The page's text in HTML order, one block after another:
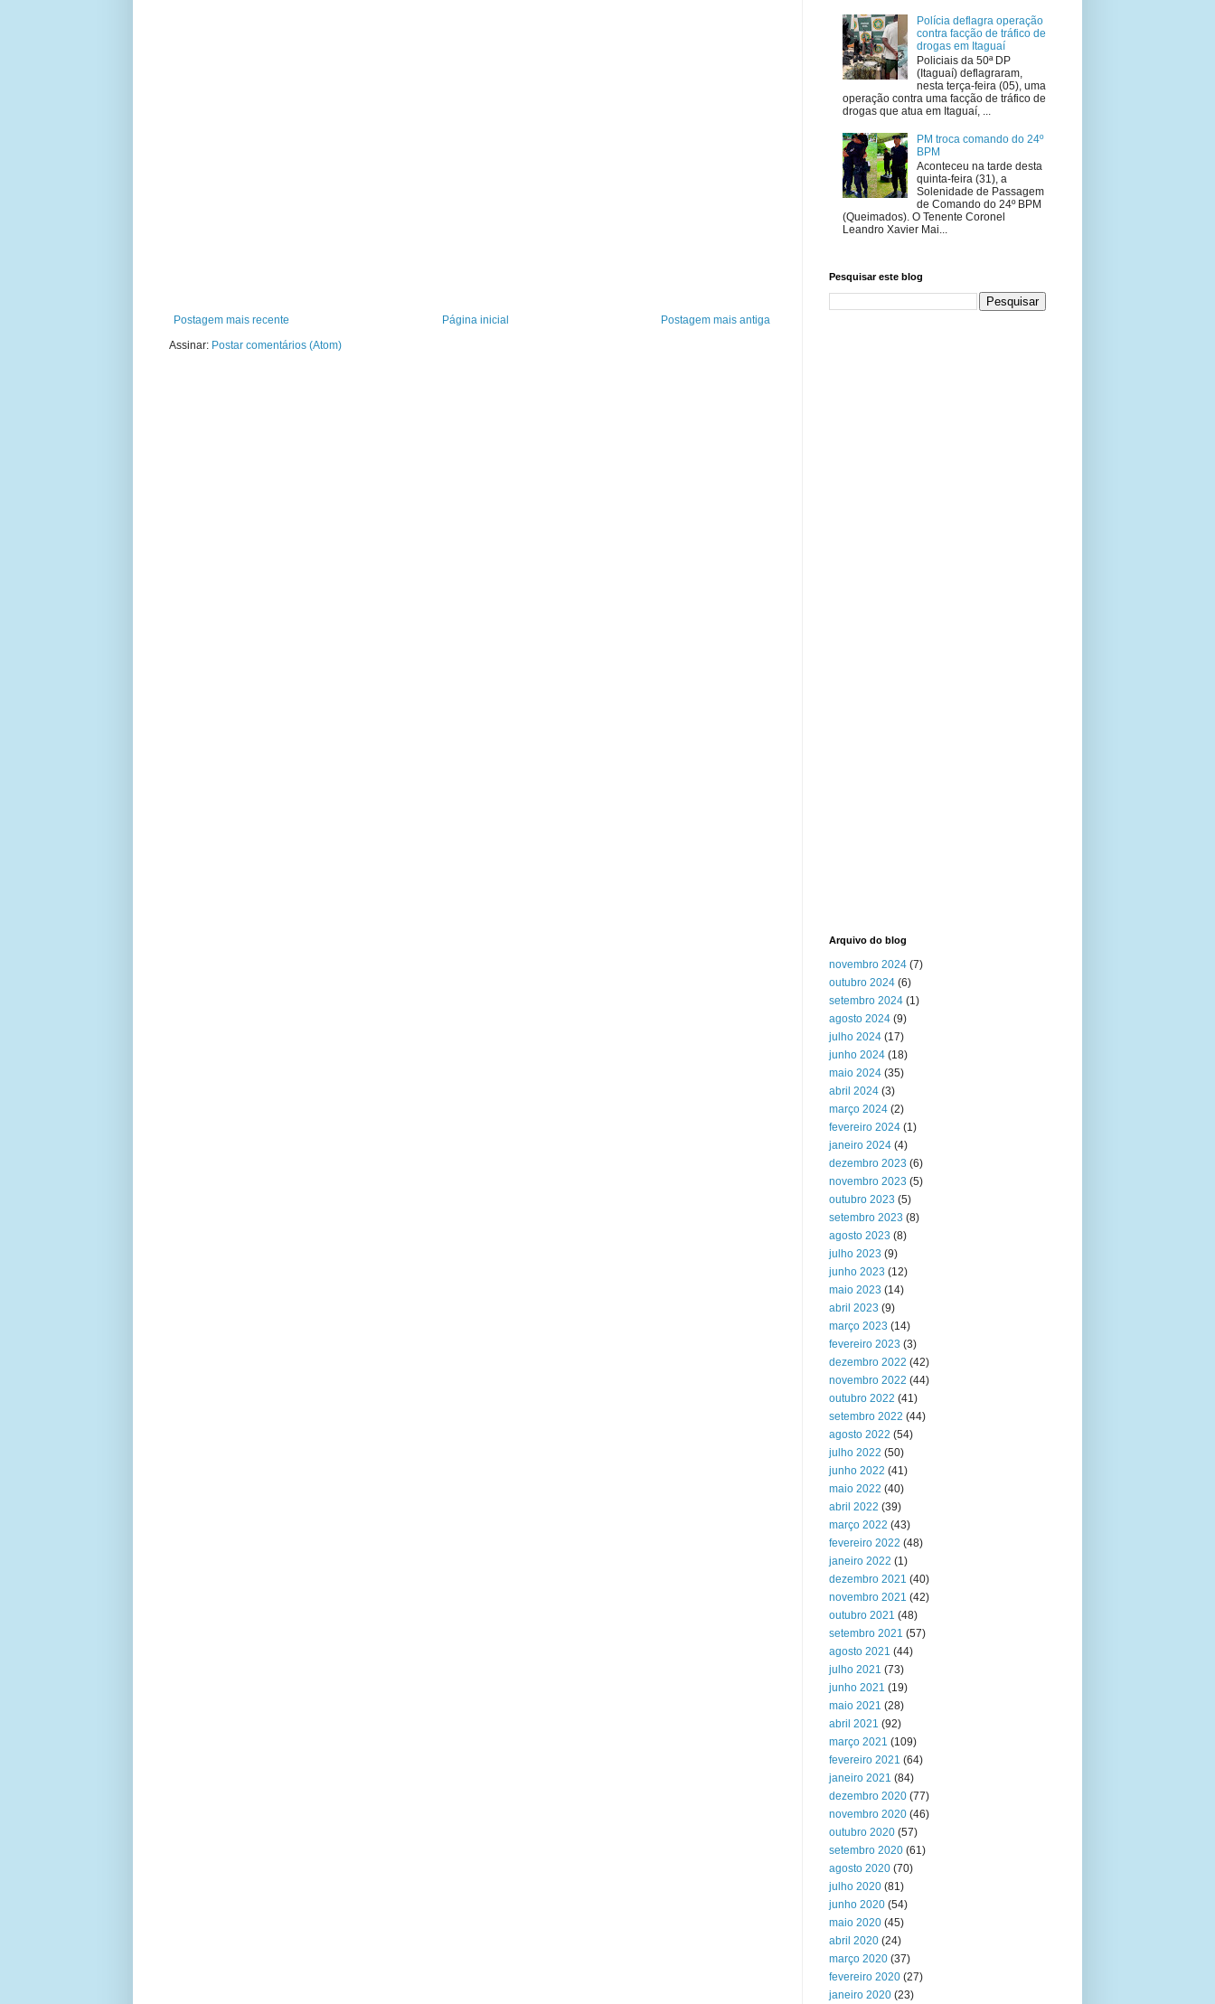
Postagem mais recente Postagem mais antiga
Página inicial
Assinar: Postar comentários (Atom)
Polícia deflagra operação
contra facção de tráfico de
drogas em Itaguaí
Policiais da 50ª DP
(Itaguaí) deflagraram,
nesta terça-feira (05), uma
operação contra uma facção de tráfico de
drogas que atua em Itaguaí, ...
PM troca comando do 24º
BPM
Aconteceu na tarde desta
quinta-feira (31), a
Solenidade de Passagem
de Comando do 24º BPM
(Queimados). O Tenente Coronel
Leandro Xavier Mai...
Pesquisar este blog
Arquivo do blog
novembro 2024 (7)
outubro 2024 (6)
setembro 2024 (1)
agosto 2024 (9)
julho 2024 (17)
junho 2024 (18)
maio 2024 (35)
abril 2024 (3)
março 2024 (2)
fevereiro 2024 (1)
janeiro 2024 (4)
dezembro 2023 (6)
novembro 2023 (5)
outubro 2023 (5)
setembro 2023 (8)
agosto 2023 (8)
julho 2023 (9)
junho 2023 (12)
maio 2023 (14)
abril 2023 (9)
março 2023 (14)
fevereiro 2023 (3)
dezembro 2022 (42)
novembro 2022 (44)
outubro 2022 (41)
setembro 2022 (44)
agosto 2022 (54)
julho 2022 (50)
junho 2022 (41)
maio 2022 (40)
abril 2022 (39)
março 2022 (43)
fevereiro 2022 (48)
janeiro 2022 (1)
dezembro 2021 (40)
novembro 2021 (42)
outubro 2021 (48)
setembro 2021 (57)
agosto 2021 (44)
julho 2021 (73)
junho 2021 (19)
maio 2021 (28)
abril 2021 (92)
março 2021 (109)
fevereiro 2021 (64)
janeiro 2021 (84)
dezembro 2020 (77)
novembro 2020 (46)
outubro 2020 (57)
setembro 2020 (61)
agosto 2020 (70)
julho 2020 (81)
junho 2020 (54)
maio 2020 (45)
abril 2020 (24)
março 2020 (37)
fevereiro 2020 (27)
janeiro 2020 (23)